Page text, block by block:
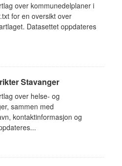
over kommunedelplaner i
for en oversikt over
Datasettet oppdateres
Stavanger
over helse- og
sammen med
kontaktinformasjon og